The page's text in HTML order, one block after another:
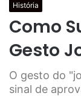
História
Como
Gesto
O gesto do
sinal de